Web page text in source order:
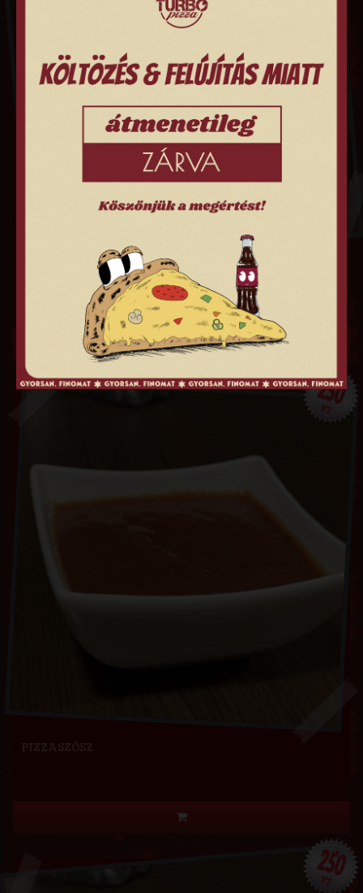
TZATZIKI SZÓSZ
250
FT
250
FT